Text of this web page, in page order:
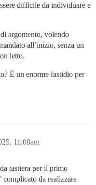
difficile da individuare e
argomento, volendo
all’inizio, senza un
letto.
È un enorme fastidio per
11:08am
tastiera per il primo
complicato da realizzare